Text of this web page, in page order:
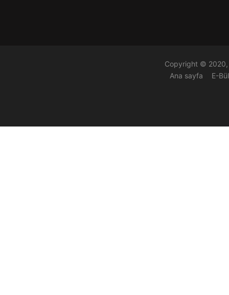
Copyright © 2020,
Ana sayfa
E-